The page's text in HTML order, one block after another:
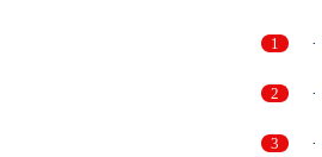
1
2
3